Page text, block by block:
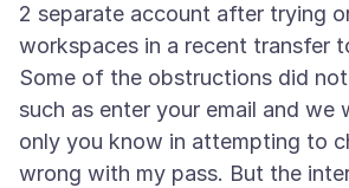
2 separate account after trying
workspaces in a recent transfer
Some of the obstructions did
such as enter your email and we
only you know in attempting to
wrong with my pass. But the